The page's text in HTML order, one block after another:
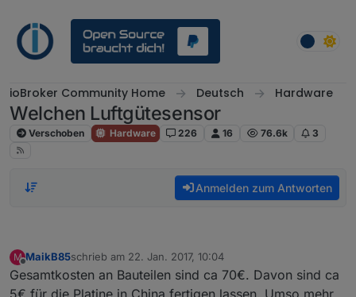
ioBroker Community Home Deutsch Hardware
Welchen Luftgütesensor
Verschoben Hardware 226 16 76.6k 3
Anmelden zum Antworten
M
Offline
MaikB85schrieb am 22. Jan. 2017, 10:04
zuletzt editiert von
Gesamtkosten an Bauteilen sind ca 70€. Davon sind ca
5€ für die Platine in China fertigen lassen. Umso mehr